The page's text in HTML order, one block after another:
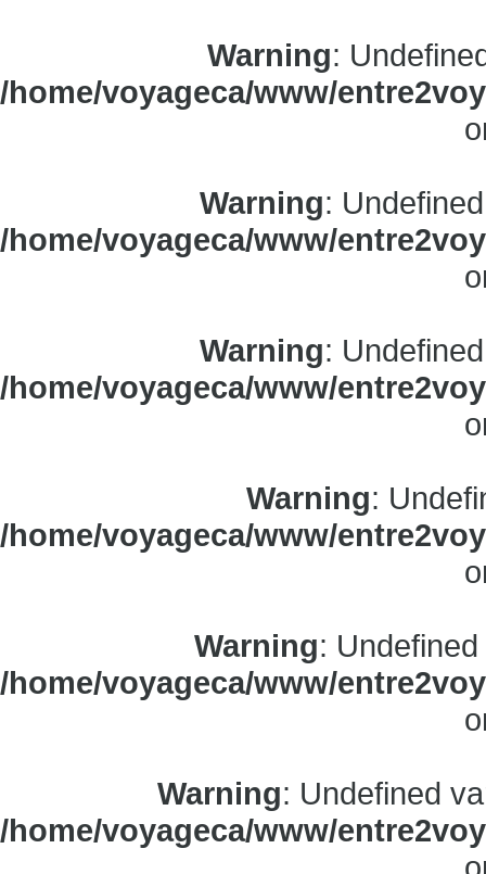
Warning:
/home/voyageca/www/
Warning:
/home/voyageca/www/
Warning:
/home/voyageca/www/
Warning:
/home/voyageca/www/
Warning:
/home/voyageca/www/
Warning: Undefined
/home/voyageca/www/